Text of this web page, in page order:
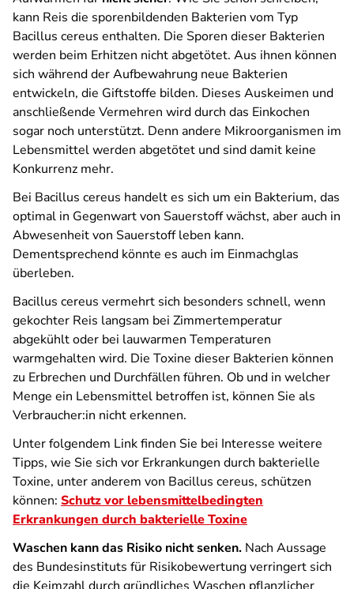
kann Reis die sporenbildenden Bakterien vom Typ
Bacillus cereus enthalten. Die Sporen dieser Bakterien
werden beim Erhitzen nicht abgetötet. Aus ihnen können
sich während der Aufbewahrung neue Bakterien
entwickeln, die Giftstoffe bilden. Dieses Auskeimen und
anschließende Vermehren wird durch das Einkochen
sogar noch unterstützt. Denn andere Mikroorganismen im
Lebensmittel werden abgetötet und sind damit keine
Konkurrenz mehr.
Bei Bacillus cereus handelt es sich um ein Bakterium, das
optimal in Gegenwart von Sauerstoff wächst, aber auch in
Abwesenheit von Sauerstoff leben kann.
Dementsprechend könnte es auch im Einmachglas
überleben.
Bacillus cereus vermehrt sich besonders schnell, wenn
gekochter Reis langsam bei Zimmertemperatur
abgekühlt oder bei lauwarmen Temperaturen
warmgehalten wird. Die Toxine dieser Bakterien können
zu Erbrechen und Durchfällen führen. Ob und in welcher
Menge ein Lebensmittel betroffen ist, können Sie als
Verbraucher:in nicht erkennen.
Unter folgendem Link finden Sie bei Interesse weitere
Tipps, wie Sie sich vor Erkrankungen durch bakterielle
Toxine, unter anderem von Bacillus cereus, schützen
können: Schutz vor lebensmittelbedingten
Erkrankungen durch bakterielle Toxine
Waschen kann das Risiko nicht senken. Nach Aussage
des Bundesinstituts für Risikobewertung verringert sich